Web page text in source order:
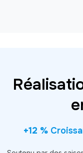
+12 %